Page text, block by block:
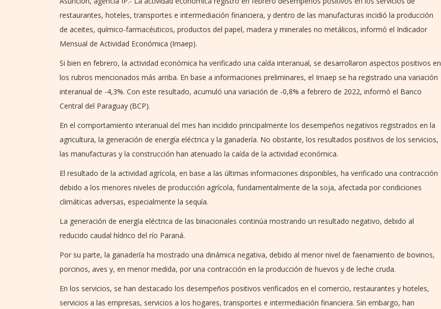
restaurantes, hoteles, transportes e intermediación financiera, y dentro de las manufacturas incidió la producción
de aceites, químico-farmacéuticos, productos del papel, madera y minerales no metálicos, informó el Indicador
Mensual de Actividad Económica (Imaep).
Si bien en febrero, la actividad económica ha verificado una caída interanual, se desarrollaron aspectos positivos en
los rubros mencionados más arriba. En base a informaciones preliminares, el Imaep se ha registrado una variación
interanual de -4,3%. Con este resultado, acumuló una variación de -0,8% a febrero de 2022, informó el Banco
Central del Paraguay (BCP).
En el comportamiento interanual del mes han incidido principalmente los desempeños negativos registrados en la
agricultura, la generación de energía eléctrica y la ganadería. No obstante, los resultados positivos de los servicios,
las manufacturas y la construcción han atenuado la caída de la actividad económica.
El resultado de la actividad agrícola, en base a las últimas informaciones disponibles, ha verificado una contracción
debido a los menores niveles de producción agrícola, fundamentalmente de la soja, afectada por condiciones
climáticas adversas, especialmente la sequía.
La generación de energía eléctrica de las binacionales continúa mostrando un resultado negativo, debido al
reducido caudal hídrico del río Paraná.
Por su parte, la ganadería ha mostrado una dinámica negativa, debido al menor nivel de faenamiento de bovinos,
porcinos, aves y, en menor medida, por una contracción en la producción de huevos y de leche cruda.
En los servicios, se han destacado los desempeños positivos verificados en el comercio, restaurantes y hoteles,
servicios a las empresas, servicios a los hogares, transportes e intermediación financiera. Sin embargo, han